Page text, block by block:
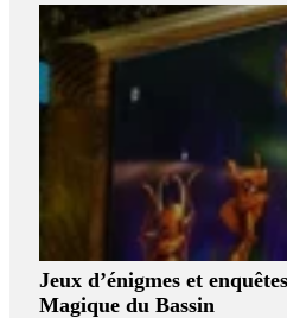
Jeux d’énigmes et
Magique du Bassin